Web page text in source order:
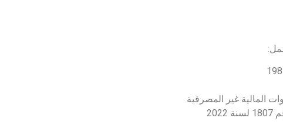
المالية غير المصرفية